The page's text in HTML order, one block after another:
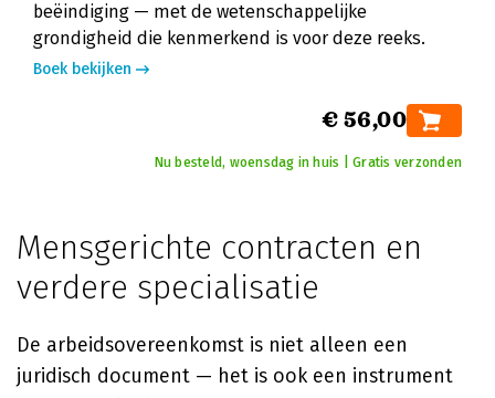
beëindiging — met de wetenschappelijke
grondigheid die kenmerkend is voor deze reeks.
Boek bekijken
€ 56,00
Nu besteld, woensdag in huis | Gratis verzonden
Mensgerichte contracten en
verdere specialisatie
De arbeidsovereenkomst is niet alleen een
juridisch document — het is ook een instrument